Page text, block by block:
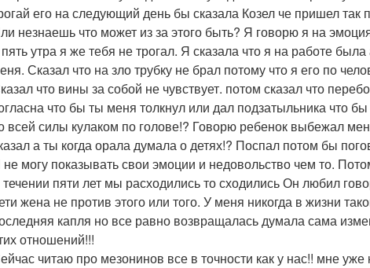
его на следующий день бы сказала Козел че пришел
незнаешь что может из за этого быть? Я говорю я на
утра я же тебя не трогал. Я сказала что я на работе
Сказал что на зло трубку не брал потому что я его по
что вины за собой не чувствует. потом сказал что
что бы ты меня толкнул или дал подзатыльника что
всей силы кулаком по голове!? Говорю ребенок выбежал
а ты когда орала думала о детях!? Поспал потом бы
могу показывать свои эмоции и недовольство чем то.
пяти лет мы расходились то сходились Он любил
жена не против этого или того. У меня никогда в жизни
капля но все равно возвращалась думала сама
отношений!!!
читаю про мезонинов все в точности как у нас!! мне